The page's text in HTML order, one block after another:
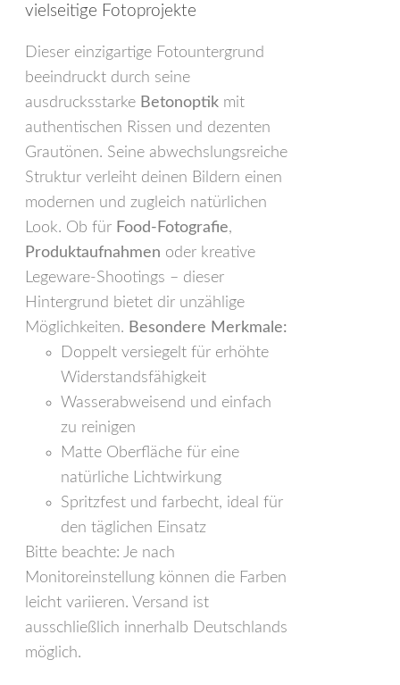
vielseitige Fotoprojekte
Dieser einzigartige Fotountergrund
beeindruckt durch seine
ausdrucksstarke Betonoptik mit
authentischen Rissen und dezenten
Grautönen. Seine abwechslungsreiche
Struktur verleiht deinen Bildern einen
modernen und zugleich natürlichen
Look. Ob für Food-Fotografie,
Produktaufnahmen oder kreative
Legeware-Shootings – dieser
Hintergrund bietet dir unzählige
Möglichkeiten. Besondere Merkmale:
Doppelt versiegelt für erhöhte
Widerstandsfähigkeit
Wasserabweisend und einfach
zu reinigen
Matte Oberfläche für eine
natürliche Lichtwirkung
Spritzfest und farbecht, ideal für
den täglichen Einsatz
Bitte beachte: Je nach
Monitoreinstellung können die Farben
leicht variieren. Versand ist
ausschließlich innerhalb Deutschlands
möglich.